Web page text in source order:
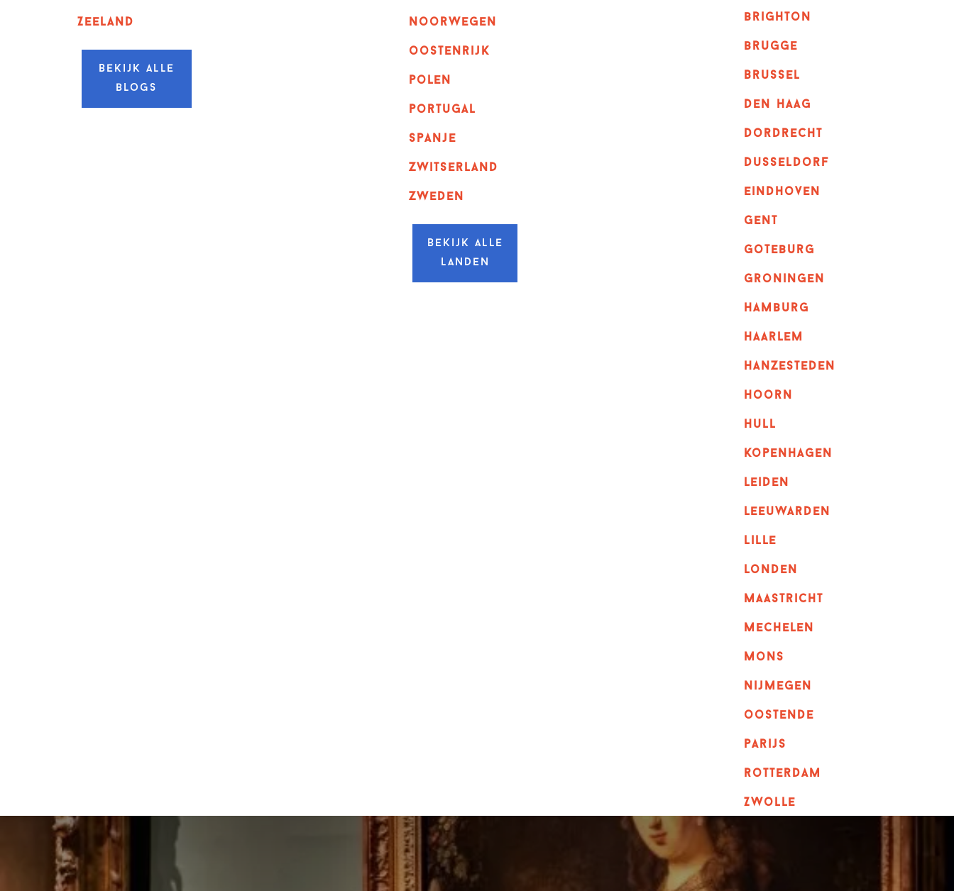
Zeeland
Bekijk alle
blogs
noorwegen
oostenrijk
polen
portugal
spanje
zwitserland
zweden
Bekijk alle
landen
brighton
brugge
Brussel
Den haag
dordrecht
dusseldorf
eindhoven
GENT
goteburg
groningen
hamburg
haarlem
hanzesteden
hoorn
hull
kopenhagen
leiden
leeuwarden
lille
londen
maastricht
mechelen
mons
nijmegen
oostende
parijs
rotterdam
Zwolle